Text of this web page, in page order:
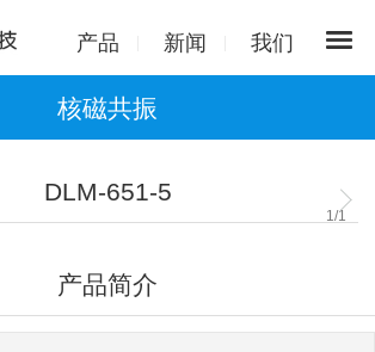
产品 新闻 我们
核磁共振
DLM-651-5
1 /1
产品简介